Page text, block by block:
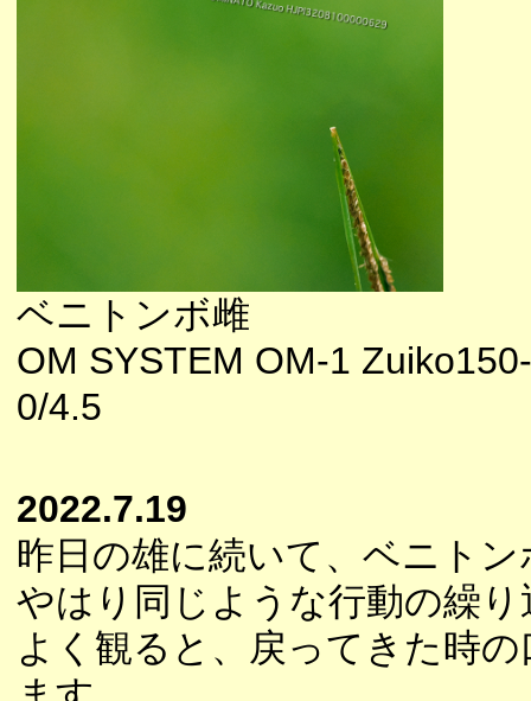
ベニトンボ雌
OM SYSTEM OM-1
0/4.5
2022.7.19
昨日の雄に続いて、ベニトン
やはり同じような行動の繰
よく観ると、戻ってきた時